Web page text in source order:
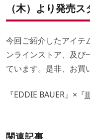
（木）より発売ス
今回ご紹介したアイテ
ンラインストア、及び
ています。是非、お買
『EDDIE BAUER』×『
関連記事